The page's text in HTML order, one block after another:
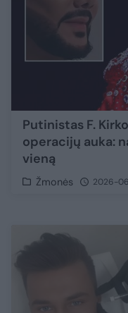
Putinistas F.
operacijų auka:
vieną
Žmonės 2026-